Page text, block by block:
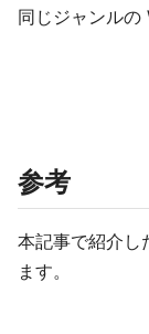
同じジャンルの
参考
本記事で紹介し
ます。